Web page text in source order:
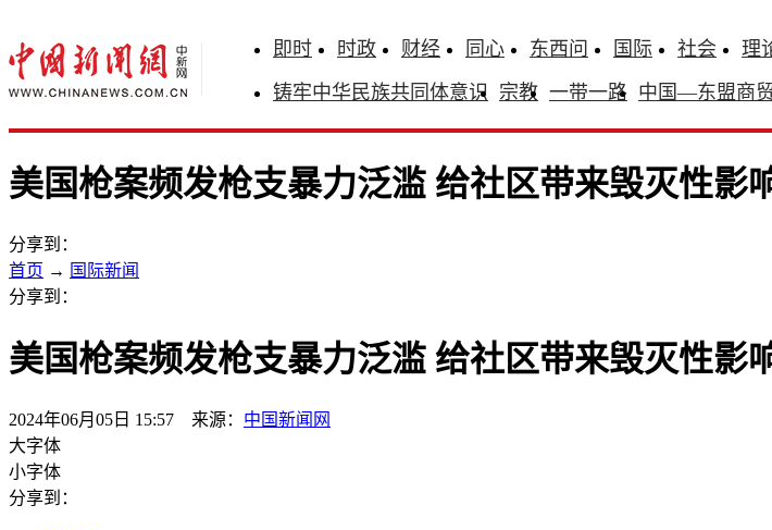
即时 时政 财经 同心 东西问 国际 社会 理
铸牢中华民族共同体意识 宗教 一带一路 中国—东盟商
美国枪案频发枪支暴力泛滥 给社区带来毁灭性影
分享到：
首页 → 国际新闻
分享到：
美国枪案频发枪支暴力泛滥 给社区带来毁灭性影
2024年06月05日 15:57 来源： 中国新闻网
大字体
小字体
分享到：